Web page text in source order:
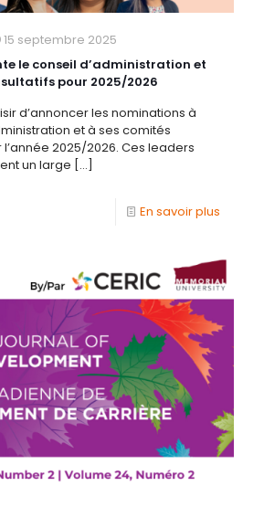
15 septembre 2025
le conseil d’administration et
pour 2025/2026
d’annoncer les nominations à
et à ses comités
2025/2026. Ces leaders
un large […]
En savoir plus